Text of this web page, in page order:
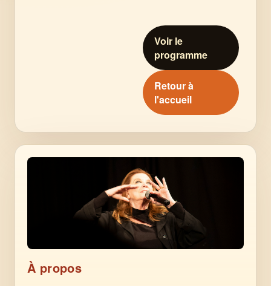
Voir le
programme
Retour à
l'accueil
À propos